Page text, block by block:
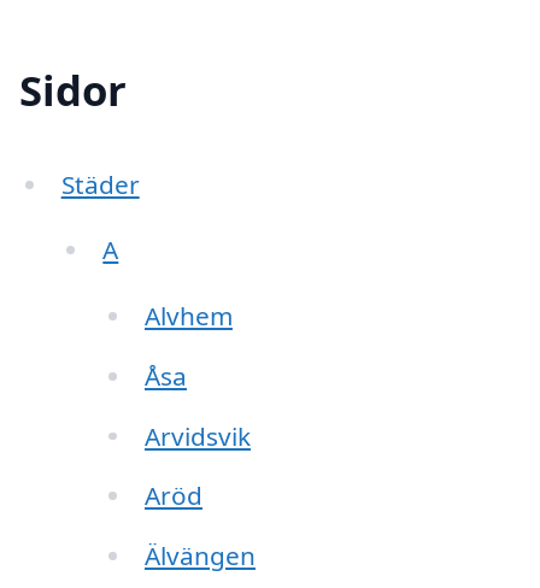
Sidor
Städer
A
Alvhem
Åsa
Arvidsvik
Aröd
Älvängen